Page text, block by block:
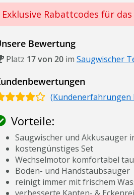
Exklusive Rabattcodes für
Bewertung
Platz 17 von 20 im Saugwischer
(Kundenerfahrungen
Vorteile:
Saugwischer und Akkusauger
kostengünstiges Set
Wechselmotor komfortabel
Boden- und Handstaubsauger
reinigt immer mit frischem